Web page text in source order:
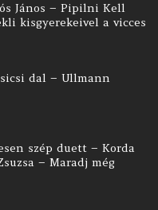
János – Pipilni Kell
kisgyerekeivel a vicces
dal – Ullmann
szép duett – Korda
– Maradj még